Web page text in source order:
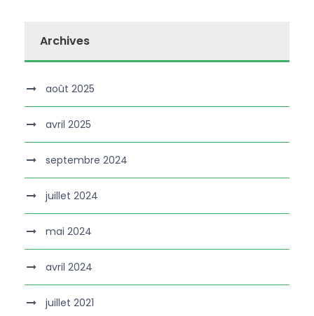
Archives
août 2025
avril 2025
septembre 2024
juillet 2024
mai 2024
avril 2024
juillet 2021